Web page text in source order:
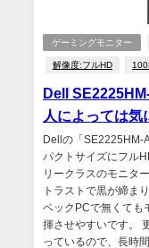
ゲーミングモニター
解像度:フルHD
Dell
人によっては気
Dellの「SE2225HM-
パクトサイズにフル
リークラスのモニタ
トラストで黒が締ま
ペックPCで無くても
揮させやすいです。
っているので、長時